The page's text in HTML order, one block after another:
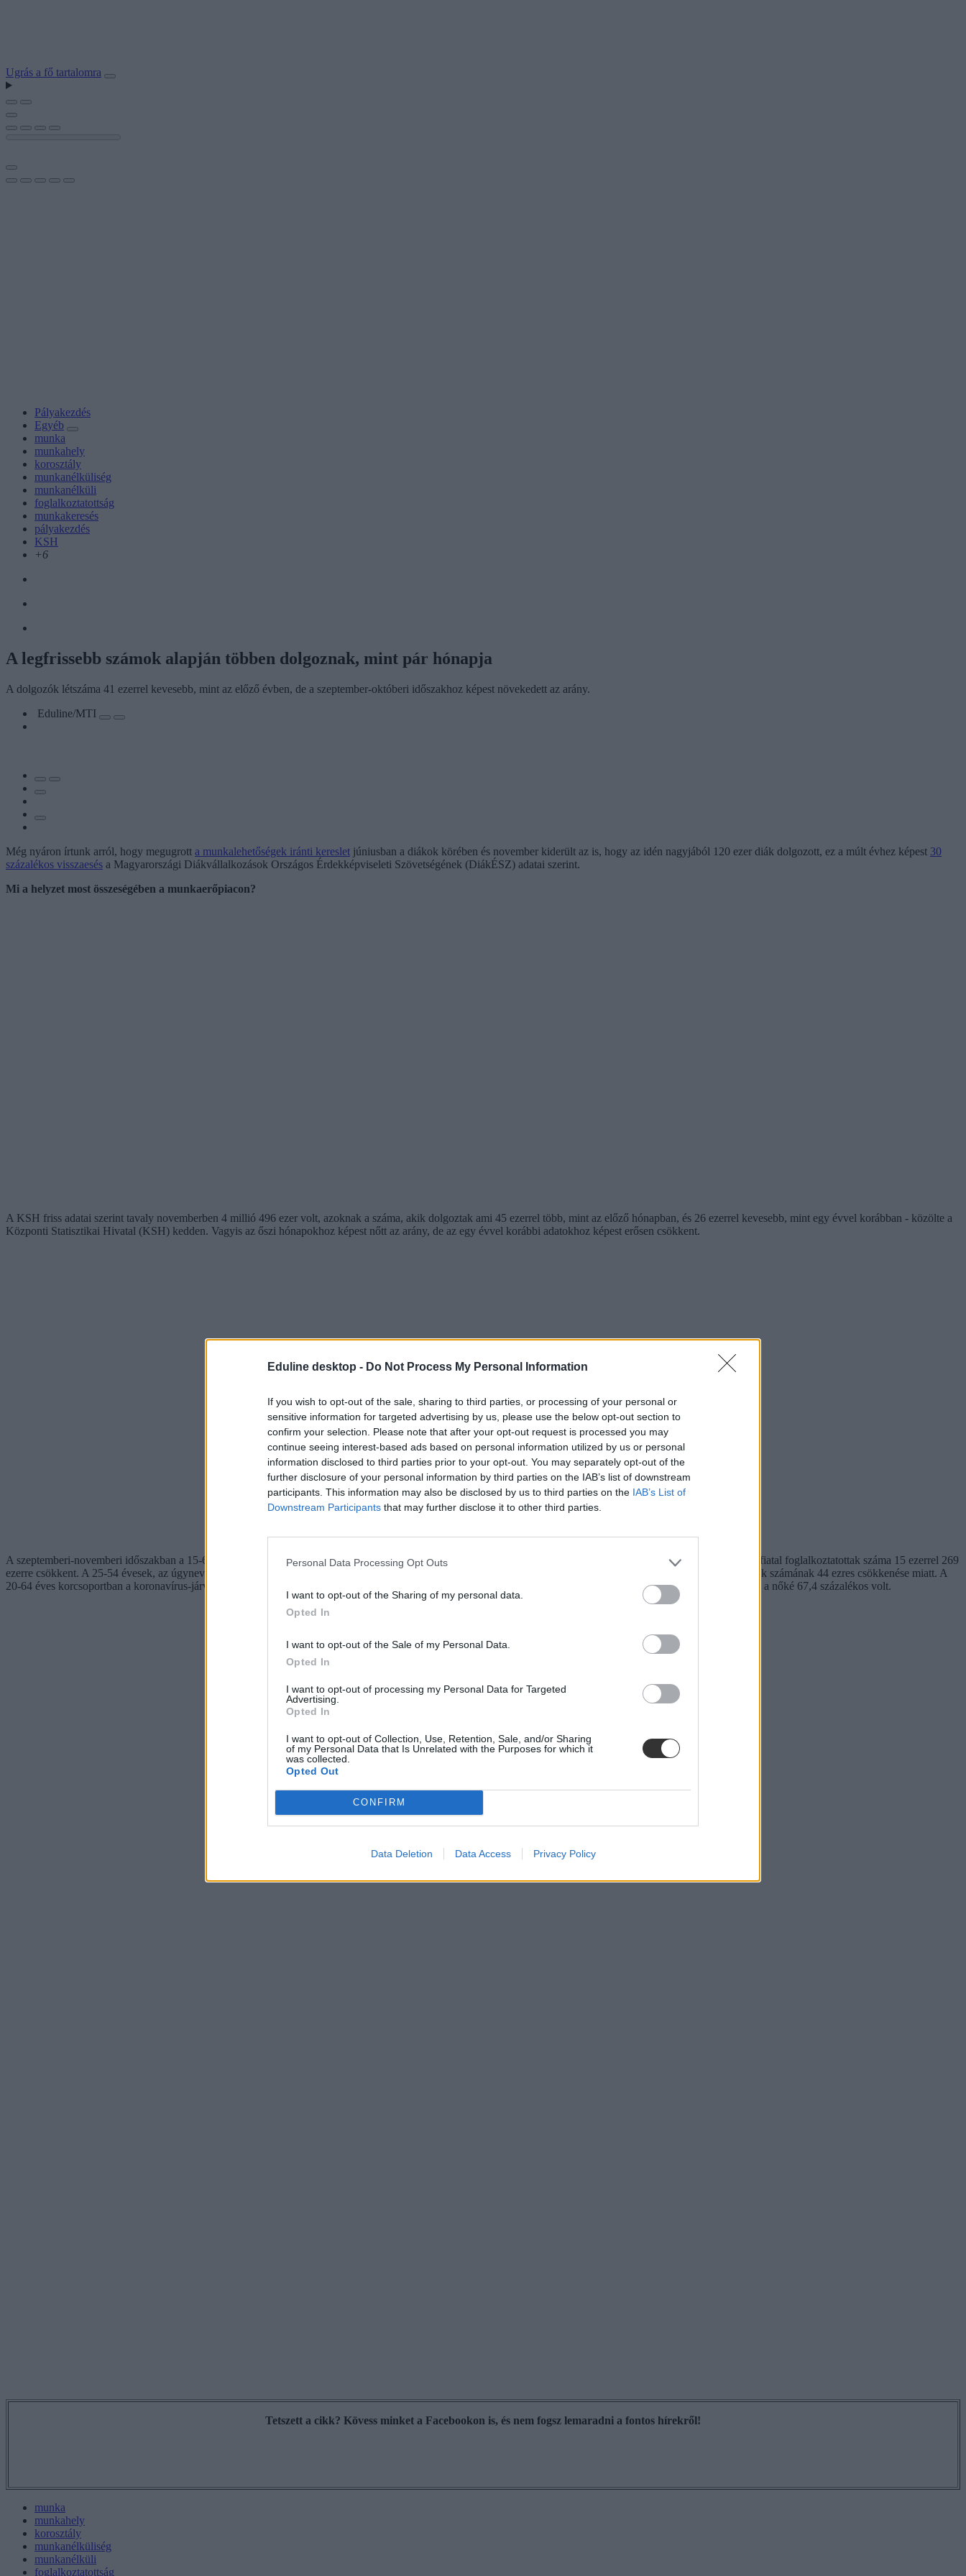
Eduline desktop - Do Not Process My Personal Information
If you wish to opt-out of the sale, sharing to third parties, or processing of your personal or
sensitive information for targeted advertising by us, please use the below opt-out section to
confirm your selection. Please note that after your opt-out request is processed you may
continue seeing interest-based ads based on personal information utilized by us or personal
information disclosed to third parties prior to your opt-out. You may separately opt-out of the
further disclosure of your personal information by third parties on the IAB’s list of downstream
participants. This information may also be disclosed by us to third parties on the IAB’s List of
Downstream Participants that may further disclose it to other third parties.
Personal Data Processing Opt Outs
I want to opt-out of the Sharing of my personal data.
Opted In
I want to opt-out of the Sale of my Personal Data.
Opted In
I want to opt-out of processing my Personal Data for Targeted
Advertising.
Opted In
I want to opt-out of Collection, Use, Retention, Sale, and/or Sharing
of my Personal Data that Is Unrelated with the Purposes for which it
was collected.
Opted Out
CONFIRM
Data Deletion Data Access Privacy Policy
Ugrás a fő tartalomra
Pályakezdés
Egyéb
munka
munkahely
korosztály
munkanélküliség
munkanélküli
foglalkoztatottság
munkakeresés
pályakezdés
KSH
+6
A legfrissebb számok alapján többen dolgoznak, mint pár hónapja
A dolgozók létszáma 41 ezerrel kevesebb, mint az előző évben, de a szeptember-októberi időszakhoz képest növekedett az arány.
Eduline/MTI
Még nyáron írtunk arról, hogy megugrott a munkalehetőségek iránti kereslet júniusban a diákok körében és november kiderült az is, hogy az idén nagyjából 120 ezer diák dolgozott, ez a múlt évhez képest 30
százalékos visszaesés a Magyarországi Diákvállalkozások Országos Érdekképviseleti Szövetségének (DiákÉSZ) adatai szerint.
Mi a helyzet most összeségében a munkaerőpiacon?
A KSH friss adatai szerint tavaly novemberben 4 millió 496 ezer volt, azoknak a száma, akik dolgoztak ami 45 ezerrel több, mint az előző hónapban, és 26 ezerrel kevesebb, mint egy évvel korábban - közölte a
Központi Statisztikai Hivatal (KSH) kedden. Vagyis az őszi hónapokhoz képest nőtt az arány, de az egy évvel korábbi adatokhoz képest erősen csökkent.
A szeptemberi-novemberi időszakban a 15-64 évesek közül 4 millió 397 ezren foglalkoztatottak, ez 38 ezerrel kevesebb az előző év azonos időszakánál. A 15-24 éves fiatal foglalkoztatottak száma 15 ezerrel 269
ezerre csökkent. A 25-54 évesek, az úgynevezett legjobb munkavállalási korúak foglalkoztatási rátája 1,3 százalékponttal, 83,2 százalékra esett vissza a foglalkoztatottak számának 44 ezres csökkenése miatt. A
20-64 éves korcsoportban a koronavírus-járvány miatti átmeneti visszaesést követően ismét elérte a 75 százalékot. Ebből a korcsoportból a dolgozó férfiak aránya 83,8, a nőké 67,4 százalékos volt.
Tetszett a cikk? Kövess minket a Facebookon is, és nem fogsz lemaradni a fontos hírekről!
munka
munkahely
korosztály
munkanélküliség
munkanélküli
foglalkoztatottság